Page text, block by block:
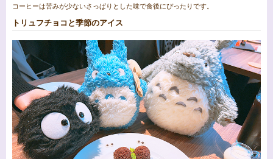
コーヒーは苦みが少ないさっぱりとした味で食後にぴったりです。
トリュフチョコと季節のアイス